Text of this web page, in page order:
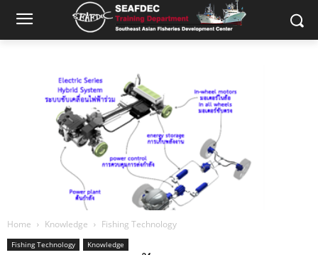
Home Knowledge Fishing Technology
Fishing Technology Knowledge